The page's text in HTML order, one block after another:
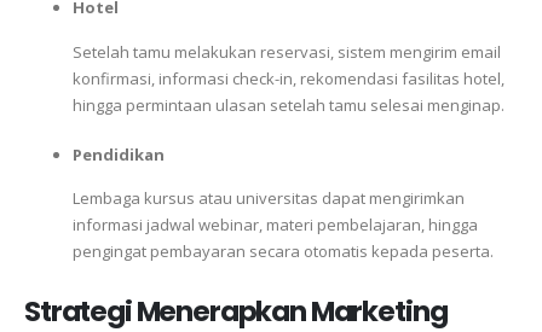
Hotel
Setelah tamu melakukan reservasi, sistem mengirim email
konfirmasi, informasi check-in, rekomendasi fasilitas hotel,
hingga permintaan ulasan setelah tamu selesai menginap.
Pendidikan
Lembaga kursus atau universitas dapat mengirimkan
informasi jadwal webinar, materi pembelajaran, hingga
pengingat pembayaran secara otomatis kepada peserta.
Strategi Menerapkan Marketing